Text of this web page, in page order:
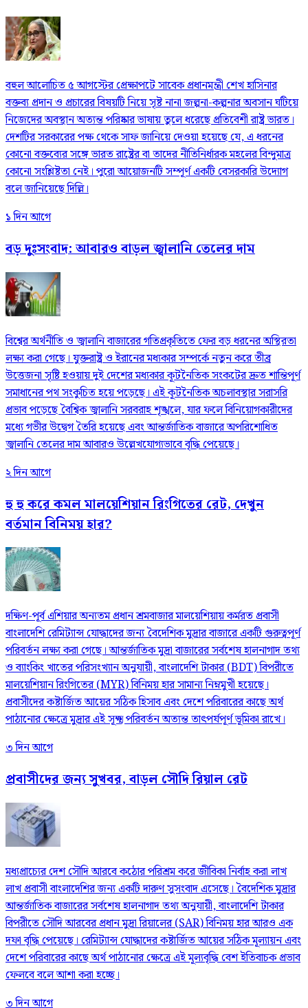
বহুল আলোচিত ৫ আগস্টের প্রেক্ষাপটে সাবেক প্রধানমন্ত্রী শেখ হাসিনার
বক্তব্য প্রদান ও প্রচারের বিষয়টি নিয়ে সৃষ্ট নানা জল্পনা-কল্পনার অবসান ঘটিয়ে
নিজেদের অবস্থান অত্যন্ত পরিষ্কার ভাষায় তুলে ধরেছে প্রতিবেশী রাষ্ট্র ভারত।
দেশটির সরকারের পক্ষ থেকে সাফ জানিয়ে দেওয়া হয়েছে যে, এ ধরনের
কোনো বক্তব্যের সঙ্গে ভারত রাষ্ট্রের বা তাদের নীতিনির্ধারক মহলের বিন্দুমাত্র
কোনো সংশ্লিষ্টতা নেই। পুরো আয়োজনটি সম্পূর্ণ একটি বেসরকারি উদ্যোগ
বলে জানিয়েছে দিল্লি।
১ দিন আগে
বড় দুঃসংবাদ: আবারও বাড়ল জ্বালানি তেলের দাম
বিশ্বের অর্থনীতি ও জ্বালানি বাজারের গতিপ্রকৃতিতে ফের বড় ধরনের অস্থিরতা
লক্ষ্য করা গেছে। যুক্তরাষ্ট্র ও ইরানের মধ্যকার সম্পর্কে নতুন করে তীব্র
উত্তেজনা সৃষ্টি হওয়ায় দুই দেশের মধ্যকার কূটনৈতিক সংকটের দ্রুত শান্তিপূর্ণ
সমাধানের পথ সংকুচিত হয়ে পড়েছে। এই কূটনৈতিক অচলাবস্থার সরাসরি
প্রভাব পড়েছে বৈশ্বিক জ্বালানি সরবরাহ শৃঙ্খলে, যার ফলে বিনিয়োগকারীদের
মধ্যে গভীর উদ্বেগ তৈরি হয়েছে এবং আন্তর্জাতিক বাজারে অপরিশোধিত
জ্বালানি তেলের দাম আবারও উল্লেখযোগ্যভাবে বৃদ্ধি পেয়েছে।
২ দিন আগে
হু হু করে কমল মালয়েশিয়ান রিংগিতের রেট, দেখুন
বর্তমান বিনিময় হার?
দক্ষিণ-পূর্ব এশিয়ার অন্যতম প্রধান শ্রমবাজার মালয়েশিয়ায় কর্মরত প্রবাসী
বাংলাদেশি রেমিট্যান্স যোদ্ধাদের জন্য বৈদেশিক মুদ্রার বাজারে একটি গুরুত্বপূর্ণ
পরিবর্তন লক্ষ্য করা গেছে। আন্তর্জাতিক মুদ্রা বাজারের সর্বশেষ হালনাগাদ তথ্য
ও ব্যাংকিং খাতের পরিসংখ্যান অনুযায়ী, বাংলাদেশি টাকার (BDT) বিপরীতে
মালয়েশিয়ান রিংগিতের (MYR) বিনিময় হার সামান্য নিম্নমুখী হয়েছে।
প্রবাসীদের কষ্টার্জিত আয়ের সঠিক হিসাব এবং দেশে পরিবারের কাছে অর্থ
পাঠানোর ক্ষেত্রে মুদ্রার এই সূক্ষ্ম পরিবর্তন অত্যন্ত তাৎপর্যপূর্ণ ভূমিকা রাখে।
৩ দিন আগে
প্রবাসীদের জন্য সুখবর, বাড়ল সৌদি রিয়াল রেট
মধ্যপ্রাচ্যের দেশ সৌদি আরবে কঠোর পরিশ্রম করে জীবিকা নির্বাহ করা লাখ
লাখ প্রবাসী বাংলাদেশির জন্য একটি দারুণ সুসংবাদ এসেছে। বৈদেশিক মুদ্রার
আন্তর্জাতিক বাজারের সর্বশেষ হালনাগাদ তথ্য অনুযায়ী, বাংলাদেশি টাকার
বিপরীতে সৌদি আরবের প্রধান মুদ্রা রিয়ালের (SAR) বিনিময় হার আরও এক
দফা বৃদ্ধি পেয়েছে। রেমিট্যান্স যোদ্ধাদের কষ্টার্জিত আয়ের সঠিক মূল্যায়ন এবং
দেশে পরিবারের কাছে অর্থ পাঠানোর ক্ষেত্রে এই মূল্যবৃদ্ধি বেশ ইতিবাচক প্রভাব
ফেলবে বলে আশা করা হচ্ছে।
৩ দিন আগে